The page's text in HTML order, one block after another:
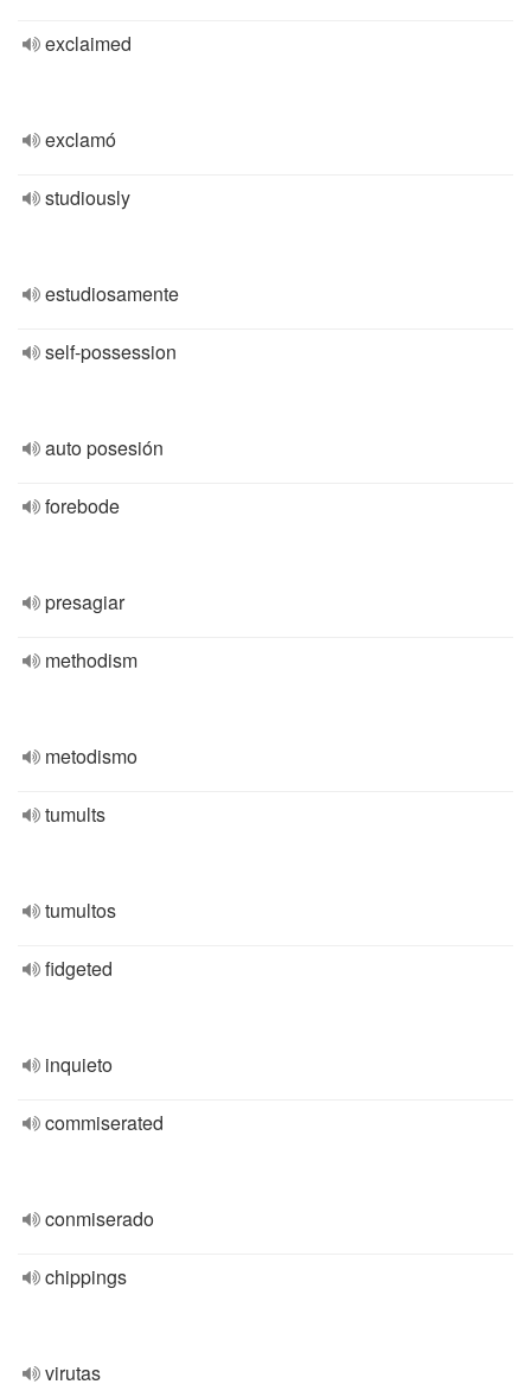
exclaimed
exclamó
studiously
estudiosamente
self-possession
auto posesión
forebode
presagiar
methodism
metodismo
tumults
tumultos
fidgeted
inquieto
commiserated
conmiserado
chippings
virutas